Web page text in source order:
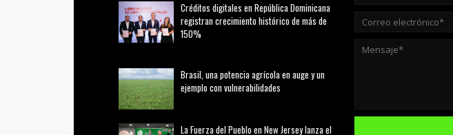
Créditos digitales en República Dominicana
registran crecimiento histórico de más de
150%
Brasil, una potencia agrícola en auge y un
ejemplo con vulnerabilidades
La Fuerza del Pueblo en New Jersey lanza el